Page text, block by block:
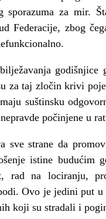
sporazuma za mir.
Federacije, zbog
za taj zločin krivi
suštinsku
počinjene u
sve strane da
istine budućim
rad na lociranju,
Ovo je jedini put
koji su stradali i